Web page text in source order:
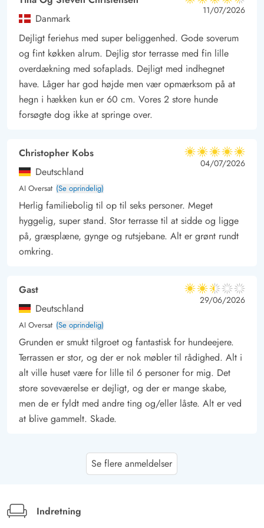
eller bare afslappende stunder ved vandet.
Indkøbsmulighederne er også lettilgængelige, kun 800 meter
væk, så det er nemt at handle ind til morgenmaden eller finde
ingredienser til en lækker grillmiddag på terrassen.
Området omkring Bork Havn byder på spændende lokale
attraktioner som Bork Vikingehavn, hvor I kan opleve et
autentisk vikingemiljø, samt det fascinerende Fahl Kro Museum.
For de naturbegejstrede er det også oplagt at besøge
på cykelture i de naturskønne omgivelser omkring Ringkøbing
Fjord.
Danmark
4.5 ud af 5
4.5 ud af 5
4.5 out of 5
11/07/2026
Dejligt feriehus med super beliggenhed. Gode soverum
og fint køkken alrum. Dejlig stor terrasse med fin lille
overdækning med sofaplads. Dejligt med indhegnet
have. Låger har god højde men vær opmærksom på at
hegn i hækken kun er 60 cm. Vores 2 store hunde
forsøgte dog ikke at springe over.
Christopher Kobs
Deutschland
AI Oversat (Se oprindelig)
5 ud af 5
5 ud af 5
5 out of 5
04/07/2026
Herlig familiebolig til op til seks personer. Meget
hyggelig, super stand. Stor terrasse til at sidde og ligge
på, græsplæne, gynge og rutsjebane. Alt er grønt rundt
omkring.
Gast
Deutschland
AI Oversat (Se oprindelig)
2.5 ud af 5
2.5 ud af 5
2.5 out of 5
29/06/2026
Grunden er smukt tilgroet og fantastisk for hundeejere.
Terrassen er stor, og der er nok møbler til rådighed. Alt i
alt ville huset være for lille til 6 personer for mig. Det
store soveværelse er dejligt, og der er mange skabe,
men de er fyldt med andre ting og/eller låste. Alt er ved
at blive gammelt. Skade.
Meget hyggeligt feriehus
Se flere anmeldelser
Indretning